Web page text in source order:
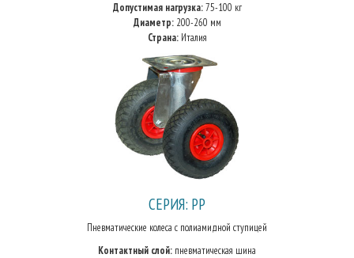
Допустимая нагрузка:75-100 кг
Диаметр:200-260 мм
Страна:Италия
СЕРИЯ: PP
Пневматические колеса с полиамидной ступицей
Контактный слой: пневматическая шина